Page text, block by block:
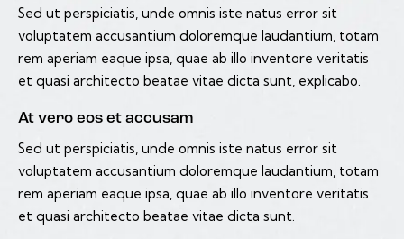
Sed ut perspiciatis, unde omnis iste natus error sit
voluptatem accusantium doloremque laudantium, totam
rem aperiam eaque ipsa, quae ab illo inventore veritatis
et quasi architecto beatae vitae dicta sunt, explicabo.
At vero eos et accusam
Sed ut perspiciatis, unde omnis iste natus error sit
voluptatem accusantium doloremque laudantium, totam
rem aperiam eaque ipsa, quae ab illo inventore veritatis
et quasi architecto beatae vitae dicta sunt.